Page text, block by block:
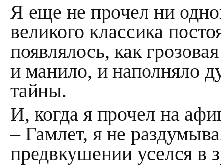
Я еще не прочел ни
великого классика
появлялось, как
и манило, и наполняло
тайны.
И, когда я прочел на
– Гамлет, я не
предвкушении уселся в